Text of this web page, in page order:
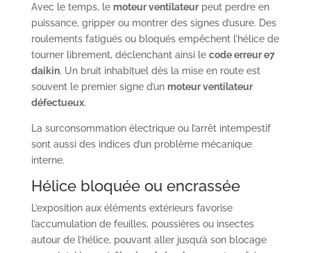
Avec le temps, le moteur ventilateurpeut perdre en
puissance, gripper ou montrer des signes d’usure. Des
roulements fatigués ou bloqués empêchent l’hélice de
tourner librement, déclenchant ainsi le code erreur e7
daikin. Un bruit inhabituel dès la mise en route est
souvent le premier signe d’un moteur ventilateur
défectueux.
La surconsommation électrique ou l’arrêt intempestif
sont aussi des indices d’un problème mécanique
interne.
Hélice bloquée ou encrassée
L’exposition aux éléments extérieurs favorise
l’accumulation de feuilles, poussières ou insectes
autour de l’hélice, pouvant aller jusqu’à son blocage